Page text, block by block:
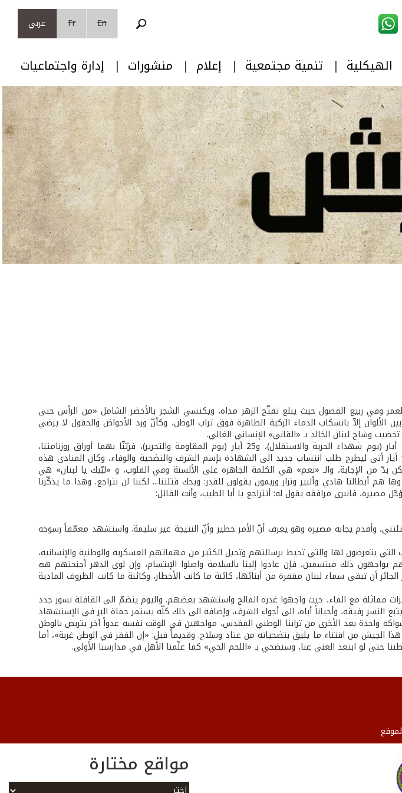
En
Fr عربي
الهيكلية تنمية مجتمعية إعلام منشورات إدارة واجتماعيات
وفي ربيع الفصول حيث يبلغ تفتّح الزهر مداه، ويكتسي الشجر بالأخضر الشامل «من الرأس حتى
الألوان إلاّ بانسكاب الدماء الزكية الطاهرة فوق تراب الوطن، وكأنّ ورد الأحواض والحقول لا يرضي
وشاح لبنان الخالد بـ «القاني» الإنساني الغالي.
كنا نظن أننا اكتفينا بالمناسبتين الوطنيتين: 6 أيار (يوم شهداء الحرية والاستقلال)، و25 أيار (يوم المقاومة والتحرير)، فزيّنّا بهما أوراق روزنامتنا،
وأوصينا المطابع بأن تكتفي بهما، لكنّ يوم 12 أيار أتى ليطرح طلب انتساب جديد الى الشهادة بإسم الشرف والتضحية والوفاء، وكان المنادى هذه
من الإجابة، والـ «نعم» هي الكلمة الجاهزة على الألسنة وفي القلوب، و «لبّيك يا لبنان» هي
هم أبطالنا هادي وألبير ونزار وريمون يقولون للقدر: ويحك قتلتنا... لكننا لن نتراجع. وهذا ما يذكّرنا
مصيره، فانبرى مرافقه يقول له: أتتراجع يا أبا الطيب، وأنت القائل:
وأقدم يجابه مصيره وهو يعرف أنّ الأمر خطير وأنّ النتيجة غير سليمة. واستشهد معمّقاً رسوخه
يتعرضون لها والتي تحيط برسالتهم وتحيل الكثير من مهماتهم العسكرية والوطنية والإنسانية،
يواجهون ذلك مبتسمين، فإن عادوا إلينا بالسلامة واصلوا الإبتسام، وإن لوى الدهر أجنحتهم هبّ
أن تبقى سماء لبنان مقفرة من أبنائها، كائنة ما كانت الأخطار، وكائنة ما كانت الظروف المادية
مماثلة مع الماء، حيث واجهوا غدره المالح واستشهد بعضهم. واليوم ينضمّ الى القافلة نسور جدد
النسر رفيقه، وأحياناً أباه، الى أجواء الشرف، وإضافة الى ذلك كلّه يستمر حماة البر في الإستشهاد
واحدة بعد الأخرى من ترابنا الوطني المقدس، مواجهين في الوقت نفسه عدواً آخر يتربص بالوطن
الجيش من اقتناء ما يليق بتضحياته من عتاد وسلاح. وقديماً قيل: «إن الفقر في الوطن غربة»، أما
حتى لو ابتعد الغنى عنا، وسنضحي بـ «اللحم الحي» كما علّمنا الأهل في مدارسنا الأولى.
مواقع مختارة